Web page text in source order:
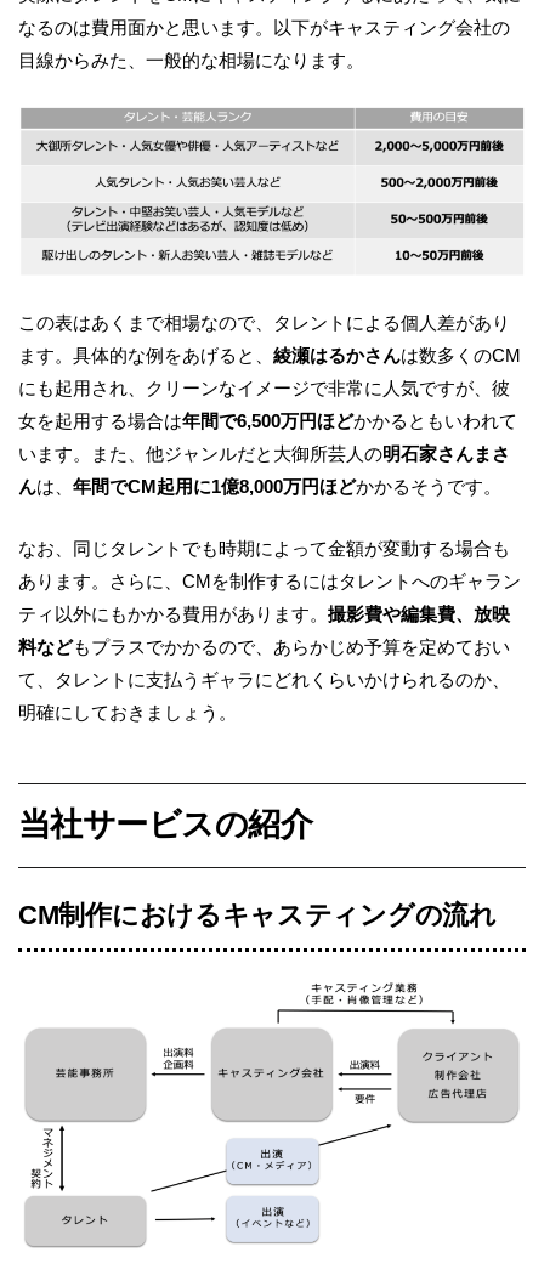
なるのは費用面かと思います。以下がキャスティング会社の
目線からみた、一般的な相場になります。
この表はあくまで相場なので、タレントによる個人差があり
ます。具体的な例をあげると、 綾瀬はるかさんは数多くのCM
にも起用され、クリーンなイメージで非常に人気ですが、彼
女を起用する場合は年間で6,500万円ほどかかるともいわれて
います。また、他ジャンルだと大御所芸人の明石家さんまさ
んは、 年間でCM起用に1億8,000万円ほどかかるそうです。
なお、同じタレントでも時期によって金額が変動する場合も
あります。さらに、CMを制作するにはタレントへのギャラン
ティ以外にもかかる費用があります。 撮影費や編集費、放映
料などもプラスでかかるので、あらかじめ予算を定めておい
て、タレントに支払うギャラにどれくらいかけられるのか、
明確にしておきましょう。
当社サービスの紹介
CM制作におけるキャスティングの流れ